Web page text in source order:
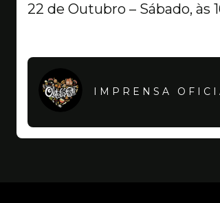
22 de Outubro – Sábado, às
IMPRENSA